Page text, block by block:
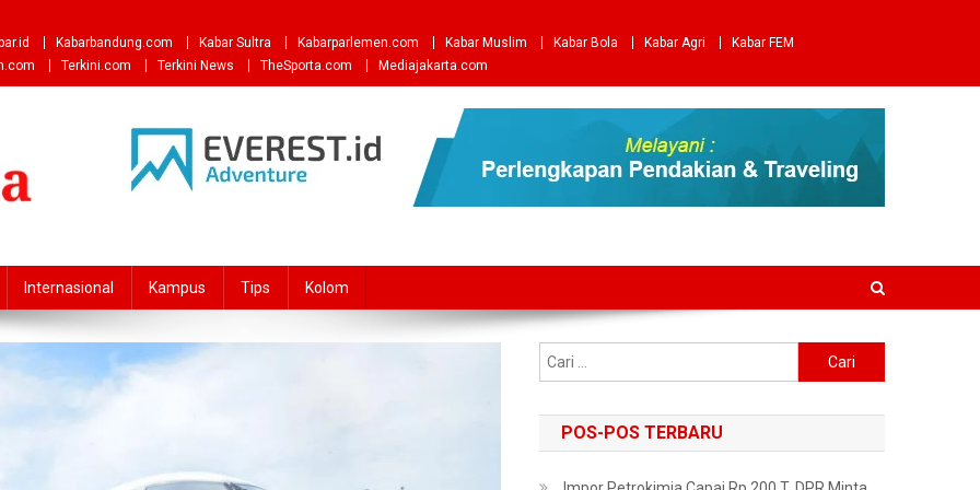
Kabarbandung.com Kabar Sultra Kabarparlemen.com Kabar Muslim Kabar Bola Kabar Agri
Kabar FEM
Terkini.com Terkini News TheSporta.com Mediajakarta.com
Internasional Kampus Tips Kolom
untuk:
POS-POS TERBARU